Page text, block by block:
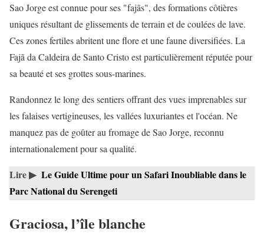
Sao Jorge est connue pour ses "fajãs", des formations côtières
uniques résultant de glissements de terrain et de coulées de lave.
Ces zones fertiles abritent une flore et une faune diversifiées. La
Fajã da Caldeira de Santo Cristo est particulièrement réputée pour
sa beauté et ses grottes sous-marines.
Randonnez le long des sentiers offrant des vues imprenables sur
les falaises vertigineuses, les vallées luxuriantes et l'océan. Ne
manquez pas de goûter au fromage de Sao Jorge, reconnu
internationalement pour sa qualité.
Lire ▶ Le Guide Ultime pour un Safari Inoubliable dans le
Parc National du Serengeti
Graciosa, l’île blanche